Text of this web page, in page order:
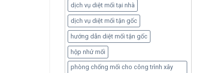
dịch vụ diệt mối tại nhà
dịch vụ diệt mối tận gốc
hướng dẫn diệt mối tận gốc
hộp nhử mối
phòng chống mối cho công trình xây